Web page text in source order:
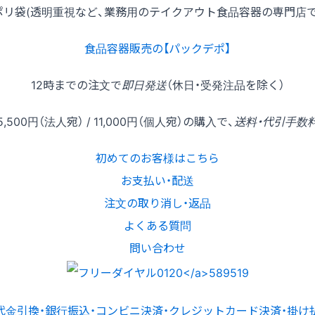
リ袋(透明重視など、業務用のテイクアウト食品容器の専門店で
食品容器販売の【パックデポ】
12時までの注文で即日発送（休日・受発注品を除く）
円（法人宛） / 11,000円（個人宛）の購入で、 送料・代引手数
初めてのお客様はこちら
お支払い・配送
注文の取り消し・返品
よくある質問
問い合わせ